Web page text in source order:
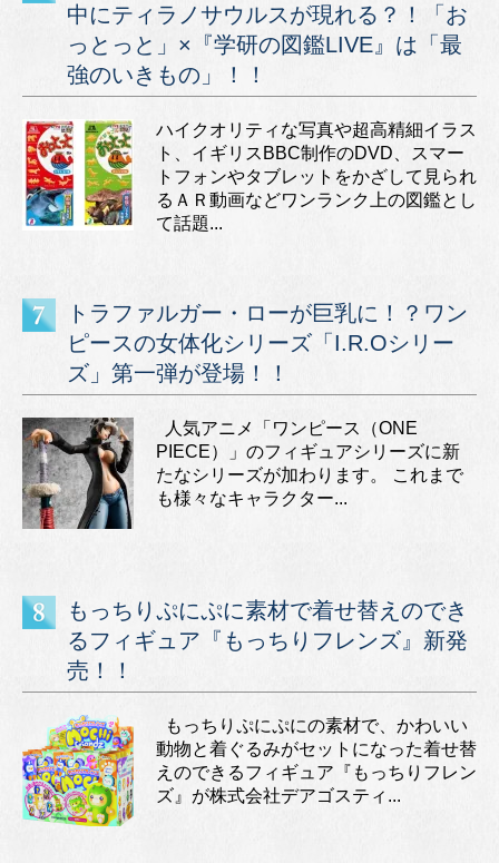
中にティラノサウルスが現れる？！「お
っとっと」×『学研の図鑑LIVE』は「最
強のいきもの」！！
ハイクオリティな写真や超高精細イラス
ト、イギリスBBC制作のDVD、スマー
トフォンやタブレットをかざして見られ
るＡＲ動画などワンランク上の図鑑とし
て話題...
トラファルガー・ローが巨乳に！？ワン
ピースの女体化シリーズ「I.R.Oシリー
ズ」第一弾が登場！！
人気アニメ「ワンピース（ONE
PIECE）」のフィギュアシリーズに新
たなシリーズが加わります。 これまで
も様々なキャラクター...
もっちりぷにぷに素材で着せ替えのでき
るフィギュア『もっちりフレンズ』新発
売！！
もっちりぷにぷにの素材で、かわいい
動物と着ぐるみがセットになった着せ替
えのできるフィギュア『もっちりフレン
ズ』が株式会社デアゴスティ...